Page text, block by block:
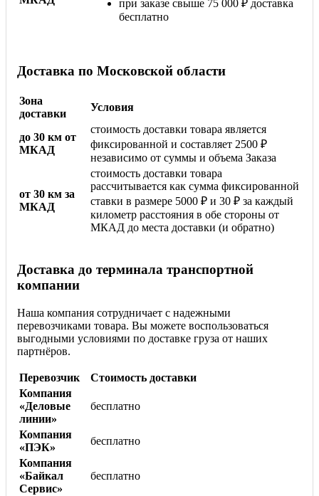
при заказе свыше 75 000 ₽ доставка
бесплатно
Доставка по Московской области
Зона
доставки
Условия
до 30 км от
МКАД
стоимость доставки товара является
фиксированной и составляет 2500 ₽
независимо от суммы и объема Заказа
от 30 км за
МКАД
стоимость доставки товара
рассчитывается как сумма фиксированной
ставки в размере 5000 ₽ и 30 ₽ за каждый
километр расстояния в обе стороны от
МКАД до места доставки (и обратно)
Доставка до терминала транспортной
компании
Наша компания сотрудничает с надежными
перевозчиками товара. Вы можете воспользоваться
выгодными условиями по доставке груза от наших
партнёров.
Перевозчик
Стоимость доставки
Компания
«Деловые
линии»
бесплатно
Компания
«ПЭК»
бесплатно
Компания
«Байкал
Сервис»
бесплатно